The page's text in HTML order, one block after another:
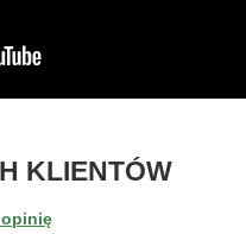
KLIENTÓWO